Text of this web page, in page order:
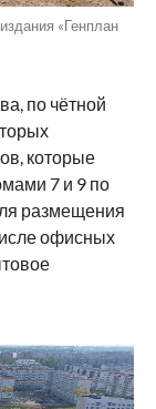
«Генплан
по чётной
которые
7 и 9 по
размещения
офисных